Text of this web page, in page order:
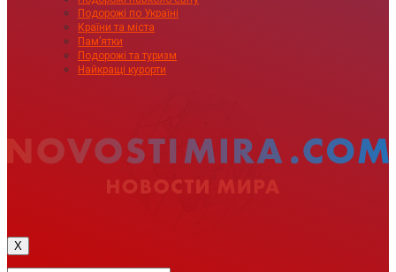
Подорожі по Україні
Країни та міста
Пам’ятки
Подорожі та туризм
Найкращі курорти
X